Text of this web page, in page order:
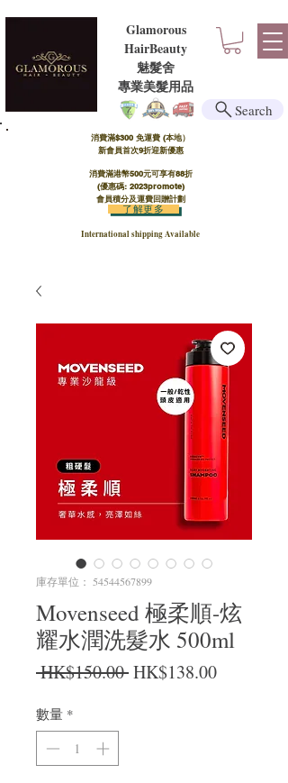
Glamorous
HairBeauty
魅髮舍
​​專業美髮用品
消費滿$300 免運費 (本地）​
新會員首次9折迎新優惠
消費滿港幣500元可享有88折
(優惠碼: 2023promote)
會員積分及運費回贈計劃
International shipping Available
了解更多
Search
庫存單位： 54544567899
Movenseed 極柔順-炫
耀水潤洗髮水 500ml
HK$150.00 一般價格
HK$138.00促銷價格
數量 *